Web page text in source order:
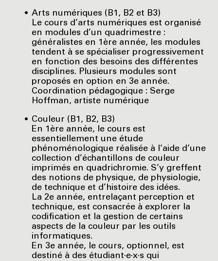
Arts numériques (B1, B2 et B3)
Le cours d’arts numériques est organisé
en modules d’un quadrimestre :
généralistes en 1ère année, les modules
tendent à se spécialiser progressivement
en fonction des besoins des différentes
disciplines. Plusieurs modules sont
proposés en option en 3e année.
Coordination pédagogique : Serge
Hoffman, artiste numérique
Couleur (B1, B2, B3)
En 1ère année, le cours est
essentiellement une étude
phénoménologique réalisée à l’aide d’une
collection d’échantillons de couleur
imprimés en quadrichromie. S’y greffent
des notions de physique, de physiologie,
de technique et d’histoire des idées.
La 2e année, entrelaçant perception et
technique, est consacrée à explorer la
codification et la gestion de certains
aspects de la couleur par les outils
informatiques.
En 3e année, le cours, optionnel, est
destiné à des étudiant·e·x·s qui